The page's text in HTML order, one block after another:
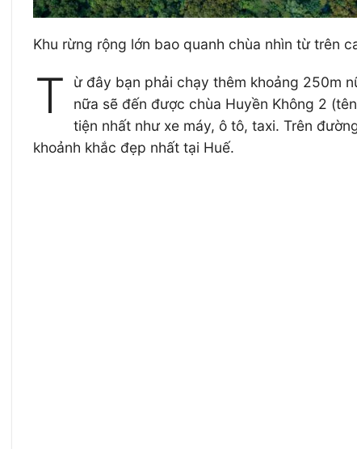
Khu rừng rộng lớn bao quanh chùa nhìn từ trên
T
ừ đây bạn phải chạy thêm khoảng 250m
nữa sẽ đến được chùa Huyền Không 2
tiện nhất như xe máy, ô tô, taxi. Trên
khoảnh khắc đẹp nhất tại Huế.